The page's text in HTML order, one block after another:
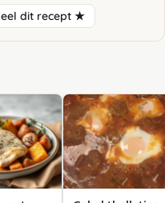
dit recept ★